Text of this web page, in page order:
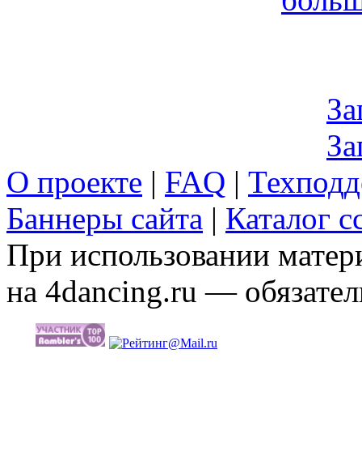
О проекте | FAQ |
Баннеры сайта | Каталог
При использовании
на 4dancing.ru —